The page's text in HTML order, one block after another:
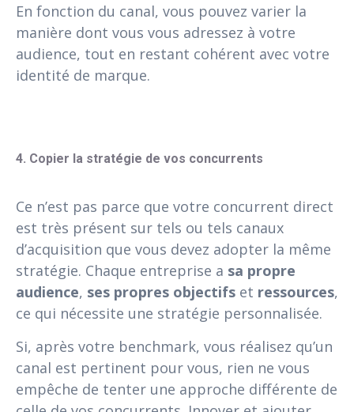
En fonction du canal, vous pouvez varier la
manière dont vous vous adressez à votre
audience, tout en restant cohérent avec votre
identité de marque.
4. Copier la stratégie de vos concurrents
Ce n’est pas parce que votre concurrent direct
est très présent sur tels ou tels canaux
d’acquisition que vous devez adopter la même
stratégie. Chaque entreprise a sa propre
audience, ses propres objectifs et ressources,
ce qui nécessite une stratégie personnalisée.
Si, après votre benchmark, vous réalisez qu’un
canal est pertinent pour vous, rien ne vous
empêche de tenter une approche différente de